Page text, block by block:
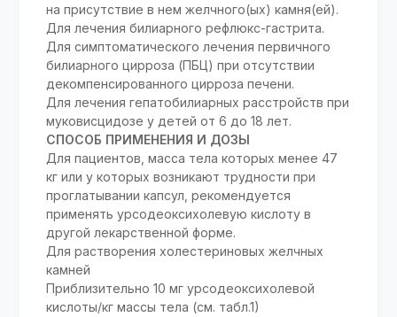
на присутствие в нем желчного(ых) камня(ей).
Для лечения билиарного рефлюкс-гастрита.
Для симптоматического лечения первичного
билиарного цирроза (ПБЦ) при отсутствии
декомпенсированного цирроза печени.
Для лечения гепатобилиарных расстройств при
муковисцидозе у детей от 6 до 18 лет.
СПОСОБ ПРИМЕНЕНИЯ И ДОЗЫ
Для пациентов, масса тела которых менее 47
кг или у которых возникают трудности при
проглатывании капсул, рекомендуется
применять урсодеоксихолевую кислоту в
другой лекарственной форме.
Для растворения холестериновых желчных
камней
Приблизительно 10 мг урсодеоксихолевой
кислоты/кг массы тела (см. табл.1)